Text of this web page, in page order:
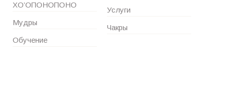
ХО’ОПОНОПОНО
Мудры
Обучение
Услуги
Чакры